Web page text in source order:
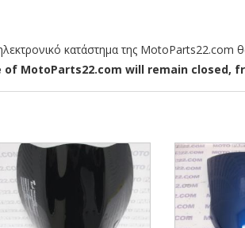
κατάστημα της MotoParts22.com
MotoParts22.com will remain closed,